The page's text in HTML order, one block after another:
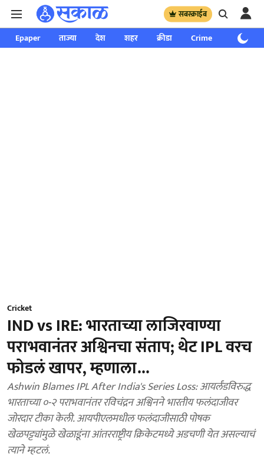
सबस्क्राईब
Epaper ताज्या देश शहर क्रीडा Crime साप्ताहिक
Cricket
IND vs IRE: भारताच्या लाजिरवाण्या
पराभवानंतर अश्विनचा संताप; थेट IPL वरच
फोडलं खापर, म्हणाला...
Ashwin Blames IPL After India's Series Loss: आयर्लंडविरुद्ध
भारताच्या ०-२ पराभवानंतर रविचंद्रन अश्विनने भारतीय फलंदाजीवर
जोरदार टीका केली. आयपीएलमधील फलंदाजीसाठी पोषक
खेळपट्ट्यांमुळे खेळाडूंना आंतरराष्ट्रीय क्रिकेटमध्ये अडचणी येत असल्याचं
त्याने म्हटलं.